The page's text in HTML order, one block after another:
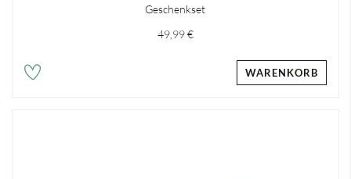
Geschenkset
49,99 €
WARENKORB